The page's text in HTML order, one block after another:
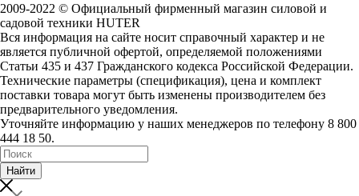
2009-2022 © Официальный фирменный магазин силовой и
садовой техники HUTER
Вся информация на сайте носит справочный характер и не
является публичной офертой, определяемой положениями
Статьи 435 и 437 Гражданского кодекса Российской Федерации.
Технические параметры (спецификация), цена и комплект
поставки товара могут быть изменены производителем без
предварительного уведомления.
Уточняйте информацию у наших менеджеров по телефону 8 800
444 18 50.
Найти